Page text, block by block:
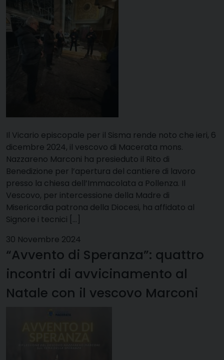
Il Vicario episcopale per il Sisma rende noto che ieri, 6
dicembre 2024, il vescovo di Macerata mons.
Nazzareno Marconi ha presieduto il Rito di
Benedizione per l’apertura del cantiere di lavoro
presso la chiesa dell’Immacolata a Pollenza. Il
Vescovo, per intercessione della Madre di
Misericordia patrona della Diocesi, ha affidato al
Signore i tecnici […]
30 Novembre 2024
“Avvento di Speranza”: quattro
incontri di avvicinamento al
Natale con il vescovo Marconi